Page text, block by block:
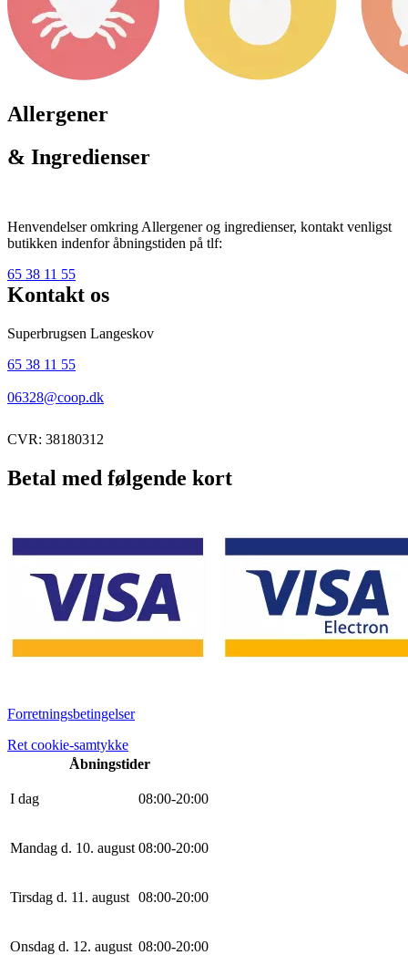
Allergener
& Ingredienser
Henvendelser omkring Allergener og ingredienser, kontakt venligst
butikken indenfor åbningstiden på tlf:
65 38 11 55
Kontakt os
Superbrugsen Langeskov
65 38 11 55
06328@coop.dk
CVR: 38180312
Betal med følgende kort
Forretningsbetingelser
Ret cookie-samtykke
Åbningstider
I dag 08:00-20:00
Mandag d. 10. august 08:00-20:00
Tirsdag d. 11. august 08:00-20:00
Onsdag d. 12. august 08:00-20:00